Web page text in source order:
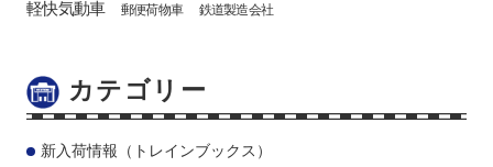
軽快気動車 郵便荷物車 鉄道製造会社
カテゴリー
新入荷情報（トレインブックス）